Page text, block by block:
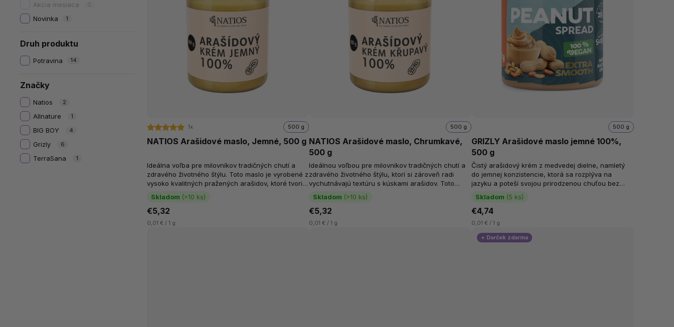
Akcia mesiaca 0
Novinka 1
Značky
Natios 2
Allnature 1
BIG BOY 4
Grizly 6
TerraSana 1
Druh produktu
Potravina 14
NATIOS Arašidové maslo, Jemné, 500 g
1x
Skladom (>10 ks)
500 g
€5,32
0,01 € / 1 g
Ideálna voľba pre milovníkov tradičných chutí a
zdravého životného štýlu. Toto maslo je vyrobené z
vysoko kvalitných pražených arašidov, ktoré tvoria
100% jeho zloženia. Vďaka...
NATIOS Arašidové maslo, Chrumkavé,
500 g
Skladom (>10 ks)
500 g
€5,32
0,01 € / 1 g
Ideálnou voľbou pre milovníkov tradičných chutí a
zdravého životného štýlu, ktorí si zároveň radi
vychutnávajú textúru s kúskami arašidov. Toto
maslo je vyrobené z vysoko...
GRIZLY Arašidové maslo jemné 100%,
500 g
Skladom (5 ks)
500 g
€4,74
0,01 € / 1 g
Čistý arašidový krém z medvedej dielne, namletý
do jemnej konzistencie, ktorá sa rozplýva na
jazyku a poteší svojou prirodzenou chuťou bez
pridaných ingrediencií navyše. Vyrába...
+ Darček zdarma